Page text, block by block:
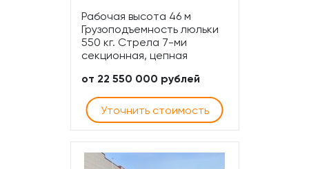
Рабочая высота 46 м
Грузоподъемность люльки
550 кг. Стрела 7-ми
секционная, цепная
от 22 550 000 рублей
Уточнить стоимость